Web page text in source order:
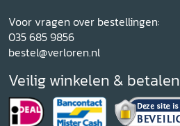
Voor vragen over bestellingen:
035 685 9856
bestel@verloren.nl
Veilig winkelen & betalen